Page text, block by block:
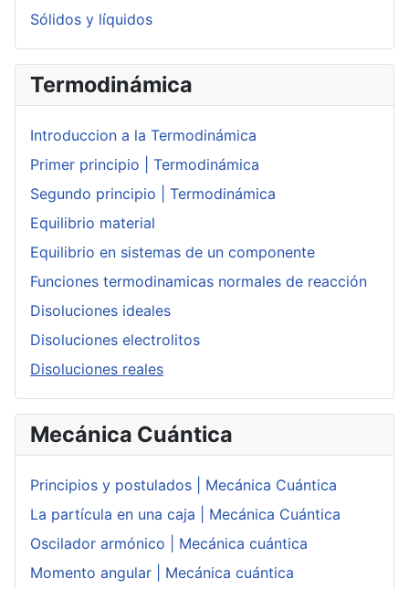
Sólidos y líquidos
Termodinámica
Introduccion a la Termodinámica
Primer principio | Termodinámica
Segundo principio | Termodinámica
Equilibrio material
Equilibrio en sistemas de un componente
Funciones termodinamicas normales de reacción
Disoluciones ideales
Disoluciones electrolitos
Disoluciones reales
Mecánica Cuántica
Principios y postulados | Mecánica Cuántica
La partícula en una caja | Mecánica Cuántica
Oscilador armónico | Mecánica cuántica
Momento angular | Mecánica cuántica